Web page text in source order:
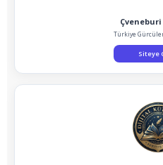
Türkiye
Siteye